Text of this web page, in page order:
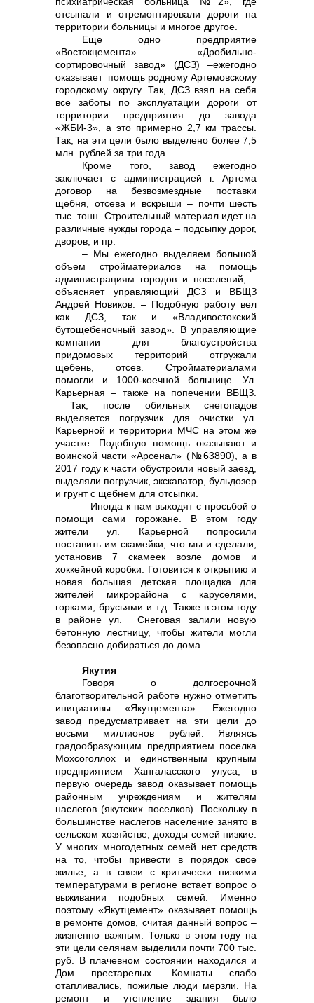
+7 (423) 234 50 50
info@vostokcement.ru
отсыпали и отремонтировали дороги на
территории больницы и многое другое.
Еще одно предприятие
«Востокцемента» – «Дробильно-
сортировочный завод» (ДСЗ) –ежегодно
оказывает помощь родному Артемовскому
городскому округу. Так, ДСЗ взял на себя
все заботы по эксплуатации дороги от
территории предприятия до завода
«ЖБИ-3», а это примерно 2,7 км трассы.
Так, на эти цели было выделено более 7,5
млн. рублей за три года.
Кроме того, завод ежегодно
заключает с администрацией г. Артема
договор на безвозмездные поставки
щебня, отсева и вскрыши – почти шесть
тыс. тонн. Строительный материал идет на
различные нужды города – подсыпку дорог,
дворов, и пр.
– Мы ежегодно выделяем большой
объем стройматериалов на помощь
администрациям городов и поселений, –
объясняет управляющий ДСЗ и ВБЩЗ
Андрей Новиков. – Подобную работу вел
как ДСЗ, так и «Владивостокский
бутощебеночный завод». В управляющие
компании для благоустройства
придомовых территорий отгружали
щебень, отсев. Стройматериалами
помогли и 1000-коечной больнице. Ул.
Карьерная – также на попечении ВБЩЗ.
Так, после обильных снегопадов
выделяется погрузчик для очистки ул.
Карьерной и территории МЧС на этом же
участке. Подобную помощь оказывают и
воинской части «Арсенал» (№63890), а в
2017 году к части обустроили новый заезд,
выделяли погрузчик, экскаватор, бульдозер
и грунт с щебнем для отсыпки.
– Иногда к нам выходят с просьбой о
помощи сами горожане. В этом году
жители ул. Карьерной попросили
поставить им скамейки, что мы и сделали,
установив 7 скамеек возле домов и
хоккейной коробки. Готовится к открытию и
новая большая детская площадка для
жителей микрорайона с каруселями,
горками, брусьями и т.д. Также в этом году
в районе ул. Снеговая залили новую
бетонную лестницу, чтобы жители могли
безопасно добираться до дома.
Якутия
Говоря о долгосрочной
благотворительной работе нужно отметить
инициативы «Якутцемента». Ежегодно
завод предусматривает на эти цели до
восьми миллионов рублей. Являясь
градообразующим предприятием поселка
Мохсоголлох и единственным крупным
предприятием Хангаласского улуса, в
первую очередь завод оказывает помощь
районным учреждениям и жителям
наслегов (якутских поселков). Поскольку в
большинстве наслегов население занято в
сельском хозяйстве, доходы семей низкие.
У многих многодетных семей нет средств
на то, чтобы привести в порядок свое
жилье, а в связи с критически низкими
температурами в регионе встает вопрос о
выживании подобных семей. Именно
поэтому «Якутцемент» оказывает помощь
в ремонте домов, считая данный вопрос –
жизненно важным. Только в этом году на
эти цели селянам выделили почти 700 тыс.
руб. В плачевном состоянии находился и
Дом престарелых. Комнаты слабо
отапливались, пожилые люди мерзли. На
ремонт и утепление здания было